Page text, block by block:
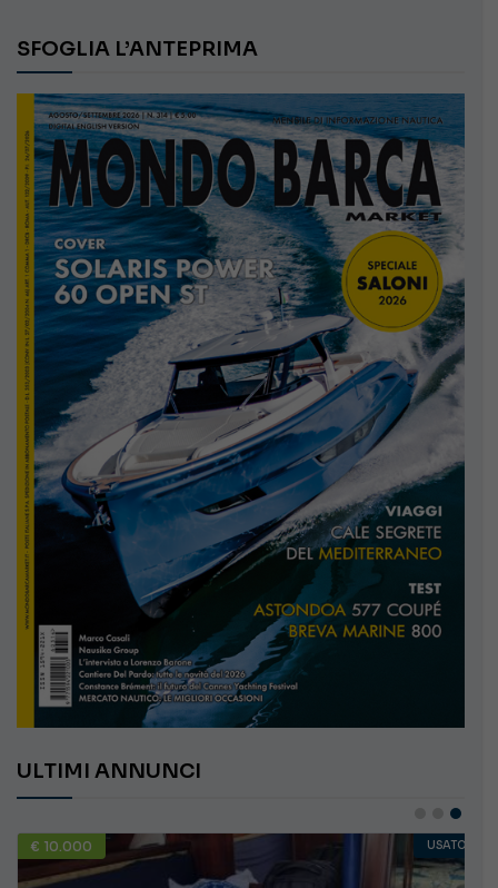
SFOGLIA L’ANTEPRIMA
ULTIMI ANNUNCI
€ 138.000 USATO